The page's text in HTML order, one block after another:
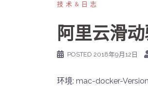
技术&日志
阿里云滑
POSTED 2018年9月12日
环境: mac-docker-